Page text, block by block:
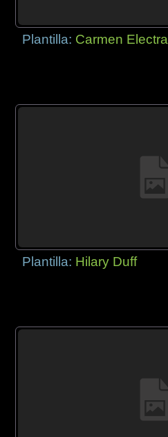
Plantilla: Carmen Electra
Plantilla: Hilary Duff